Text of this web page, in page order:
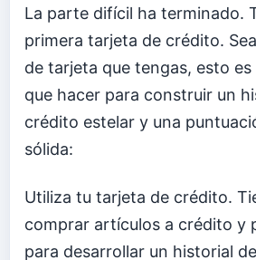
La parte difícil ha terminado.
primera tarjeta de crédito.
de tarjeta que tengas, esto
que hacer para construir un
crédito estelar y una
sólida:
Utiliza tu tarjeta de crédito.
comprar artículos a crédito y
para desarrollar un historial